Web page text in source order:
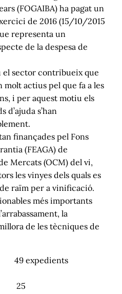
(FOGAIBA) ha pagat un
de 2016 (15/10/2015
representa un
de la despesa de
el sector contribueix que
actius pel que fa a les
i per aquest motiu els
d’ajuda s’han
finançades pel Fons
(FEAGA) de
Mercats (OCM) del vi,
les vinyes dels quals es
raïm per a vinificació.
més importants
la
de les tècniques de
49 expedients
25